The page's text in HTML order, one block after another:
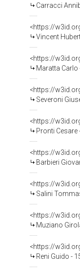
Carracci
<https://
Vincent
<https://
Maratta
<https://
Severoni
<https://
Pronti
<https://
Barbieri
<https://
Salini
<https://
Muziano
<https://
Reni Guido -